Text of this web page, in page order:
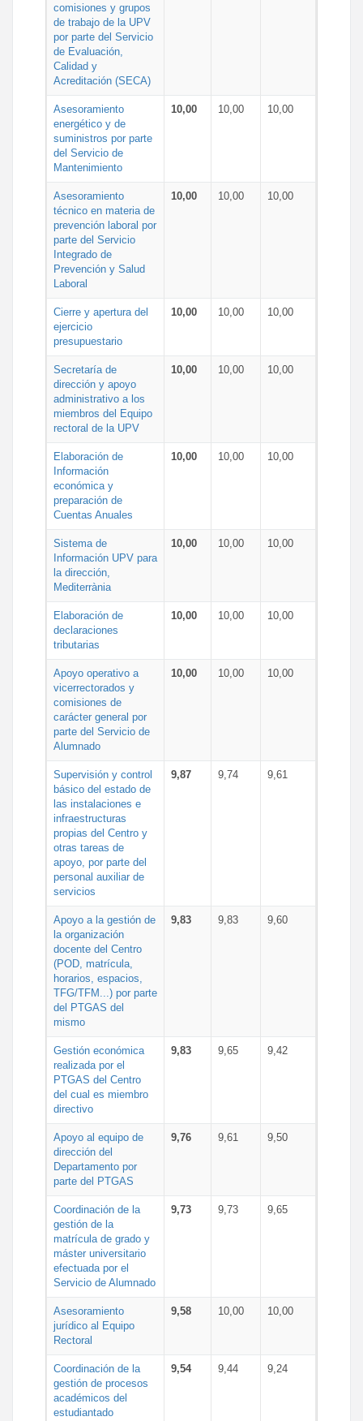
comisiones y grupos
de trabajo de la UPV
por parte del Servicio
de Evaluación,
Calidad y
Acreditación (SECA)
Asesoramiento
energético y de
suministros por parte
del Servicio de
Mantenimiento
10,00 10,00 10,00
Asesoramiento
técnico en materia de
prevención laboral por
parte del Servicio
Integrado de
Prevención y Salud
Laboral
10,00 10,00 10,00
Cierre y apertura del
ejercicio
presupuestario
10,00 10,00 10,00
Secretaría de
dirección y apoyo
administrativo a los
miembros del Equipo
rectoral de la UPV
10,00 10,00 10,00
Elaboración de
Información
económica y
preparación de
Cuentas Anuales
10,00 10,00 10,00
Sistema de
Información UPV para
la dirección,
Mediterrània
10,00 10,00 10,00
Elaboración de
declaraciones
tributarias
10,00 10,00 10,00
Apoyo operativo a
vicerrectorados y
comisiones de
carácter general por
parte del Servicio de
Alumnado
10,00 10,00 10,00
Supervisión y control
básico del estado de
las instalaciones e
infraestructuras
propias del Centro y
otras tareas de
apoyo, por parte del
personal auxiliar de
servicios
9,87 9,74 9,61
Apoyo a la gestión de
la organización
docente del Centro
(POD, matrícula,
horarios, espacios,
TFG/TFM...) por parte
del PTGAS del
mismo
9,83 9,83 9,60
Gestión económica
realizada por el
PTGAS del Centro
del cual es miembro
directivo
9,83 9,65 9,42
Apoyo al equipo de
dirección del
Departamento por
parte del PTGAS
9,76 9,61 9,50
Coordinación de la
gestión de la
matrícula de grado y
máster universitario
efectuada por el
Servicio de Alumnado
9,73 9,73 9,65
Asesoramiento
jurídico al Equipo
Rectoral
9,58 10,00 10,00
Coordinación de la
gestión de procesos
académicos del
estudiantado
9,54 9,44 9,24